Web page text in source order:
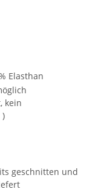
Elasthan
kein
)
geschnitten und